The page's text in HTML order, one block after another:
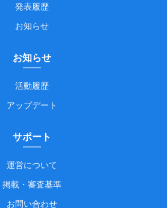
発表履歴
お知らせ
お知らせ
活動履歴
アップデート
サポート
運営について
掲載・審査基準
お問い合わせ